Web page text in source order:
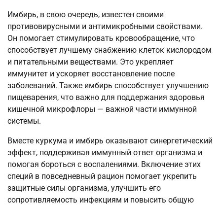
Имбирь, в свою очередь, известен своими
противовирусными и антимикробными свойствами.
Он помогает стимулировать кровообращение, что
способствует лучшему снабжению клеток кислородом
и питательными веществами. Это укрепляет
иммунитет и ускоряет восстановление после
заболеваний. Также имбирь способствует улучшению
пищеварения, что важно для поддержания здоровья
кишечной микрофлоры — важной части иммунной
системы.
Вместе куркума и имбирь оказывают синергетический
эффект, поддерживая иммунный ответ организма и
помогая бороться с воспалениями. Включение этих
специй в повседневный рацион помогает укрепить
защитные силы организма, улучшить его
сопротивляемость инфекциям и повысить общую